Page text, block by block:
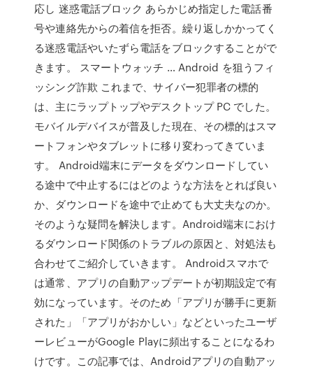
応し 迷惑電話ブロック あらかじめ指定した電話番
号や連絡先からの着信を拒否。繰り返しかかってく
る迷惑電話やいたずら電話をブロックすることがで
きます。 スマートウォッチ … Android を狙うフィ
ッシング詐欺 これまで、サイバー犯罪者の標的
は、主にラップトップやデスクトップ PC でした。
モバイルデバイスが普及した現在、その標的はスマ
ートフォンやタブレットに移り変わってきていま
す。 Android端末にデータをダウンロードしてい
る途中で中止するにはどのような方法をとれば良い
か、ダウンロードを途中で止めても大丈夫なのか。
そのような疑問を解決します。Android端末におけ
るダウンロード関係のトラブルの原因と、対処法も
合わせてご紹介していきます。 Androidスマホで
は通常、アプリの自動アップデートが初期設定で有
効になっています。そのため「アプリが勝手に更新
された」「アプリがおかしい」などといったユーザ
ーレビューがGoogle Playに頻出することになるわ
けです。この記事では、Androidアプリの自動アッ